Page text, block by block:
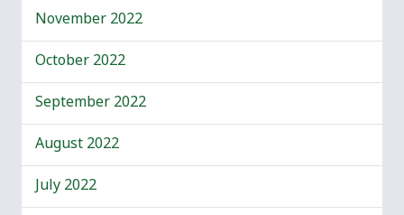
November 2022
October 2022
September 2022
August 2022
July 2022